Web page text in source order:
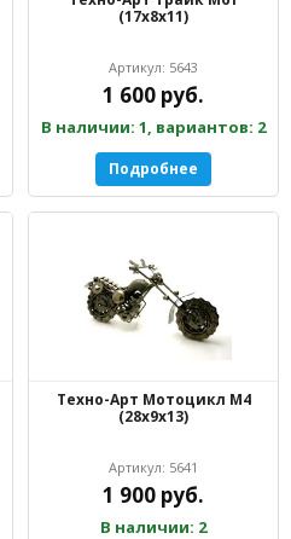
(17х8х11)
Артикул: 5643
1 600 руб.
В наличии: 1, вариантов: 2
Подробнее
Техно-Арт Мотоцикл M4
(28х9х13)
Артикул: 5641
1 900 руб.
В наличии: 2